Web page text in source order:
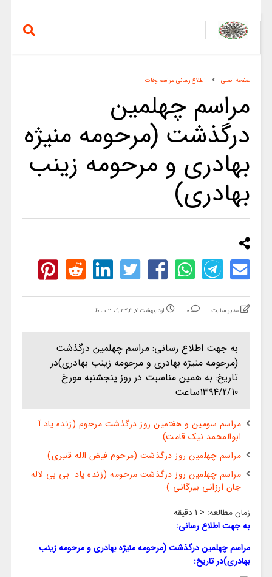
صفحه اصلی اطلاع رسانی مراسم وفات
مراسم چهلمین
درگذشت (مرحومه منیژه
بهادری و مرحومه زینب
بهادری)
مدیر سایت 0 اردیبهشت ۷, ۱۳۹۴ ۲:۰۹ ب.ظ
به جهت اطلاع رسانی: مراسم چهلمین درگذشت
(مرحومه منیژه بهادری و مرحومه زینب بهادری)در
تاریخ: به همین مناسبت در روز پنجشنبه مورخ
۱۳۹۴/2/10ساعت
مراسم سومین و هفتمین روز درگذشت مرحوم (زنده یاد آ
ابوالمحمد نیک قامت)
مراسم چهلمین روز درگذشت (مرحوم فیض الله قنبری)
مراسم چهلمین روز درگذشت مرحومه (زنده یاد بی بی لاله
جان ارزانی بیرگانی )
زمان مطالعه: < 1 دقیقه
به جهت اطلاع رسانی:
مراسم چهلمین درگذشت (مرحومه منیژه بهادری و مرحومه زینب
بهادری)در تاریخ: